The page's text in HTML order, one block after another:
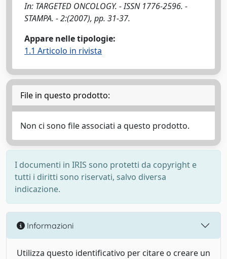
In: TARGETED ONCOLOGY. - ISSN 1776-2596. -
STAMPA. - 2:(2007), pp. 31-37.
Appare nelle tipologie:
1.1 Articolo in rivista
File in questo prodotto:
Non ci sono file associati a questo prodotto.
I documenti in IRIS sono protetti da copyright e
tutti i diritti sono riservati, salvo diversa
indicazione.
Informazioni
Utilizza questo identificativo per citare o creare un